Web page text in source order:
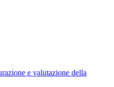
e valutazione della